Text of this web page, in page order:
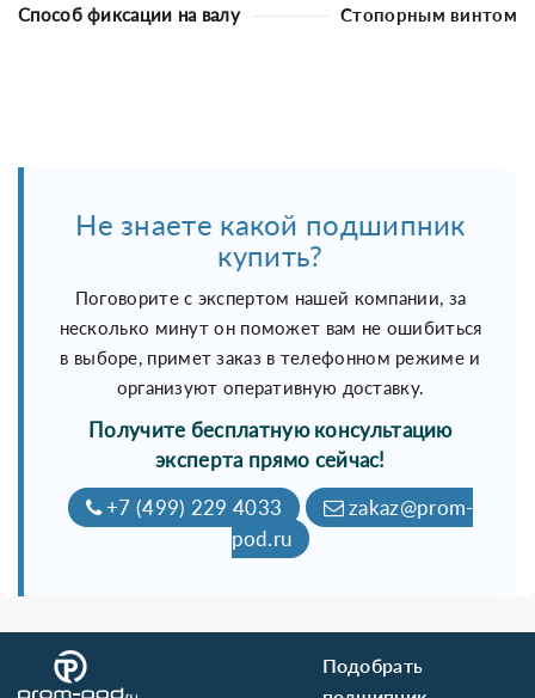
Способ фиксации на валу Стопорным винтом
Не знаете какой подшипник
купить?
Поговорите с экспертом нашей компании, за
несколько минут он поможет вам не ошибиться
в выборе, примет заказ в телефонном режиме и
организуют оперативную доставку.
Получите бесплатную консультацию
эксперта прямо сейчас!
+7 (499) 229 4033
zakaz@prom-
pod.ru
Подобрать